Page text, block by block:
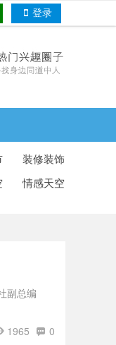
登录
装修装饰
情感天空
副总编
0
1965